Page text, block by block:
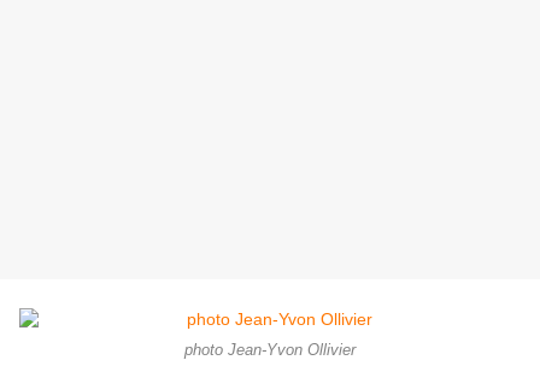
photo Jean-Yvon Ollivier